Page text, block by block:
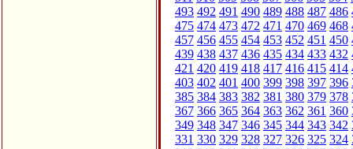
493 492 491 490 489 488 487 486
475 474 473 472 471 470 469 468
457 456 455 454 453 452 451 450
439 438 437 436 435 434 433 432
421 420 419 418 417 416 415 414
403 402 401 400 399 398 397 396
385 384 383 382 381 380 379 378
367 366 365 364 363 362 361 360
349 348 347 346 345 344 343 342
331 330 329 328 327 326 325 324